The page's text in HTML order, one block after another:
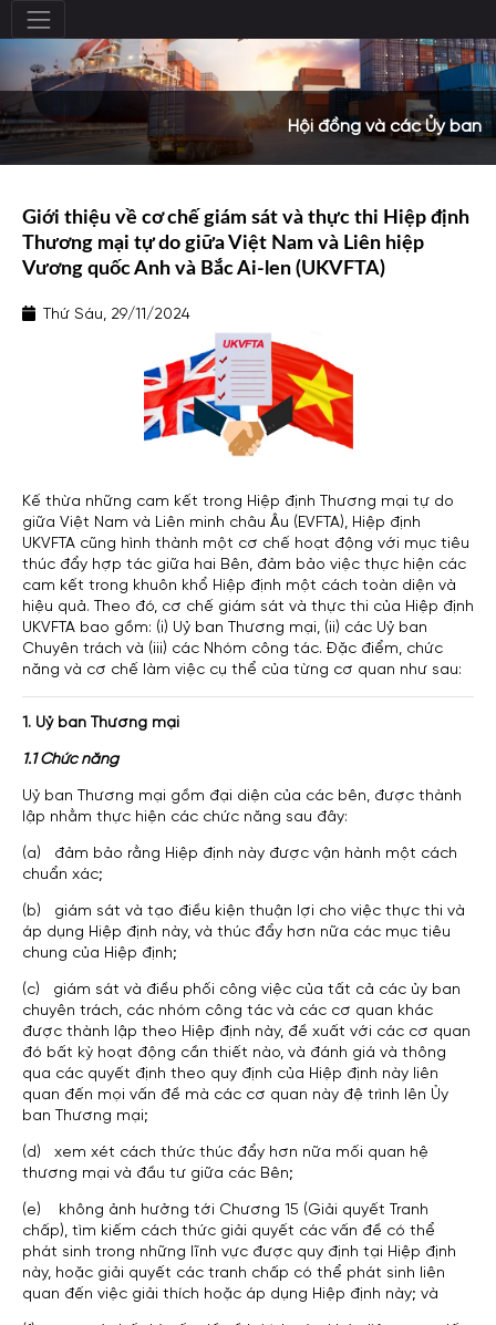
Hội đồng và các Ủy ban
Giới thiệu về cơ chế giám sát và thực thi Hiệp định
Thương mại tự do giữa Việt Nam và Liên hiệp
Vương quốc Anh và Bắc Ai-len (UKVFTA)
Thứ Sáu, 29/11/2024
Kế thừa những cam kết trong Hiệp định Thương mại tự do
giữa Việt Nam và Liên minh châu Âu (EVFTA), Hiệp định
UKVFTA cũng hình thành một cơ chế hoạt động với mục tiêu
thúc đẩy hợp tác giữa hai Bên, đảm bảo việc thực hiện các
cam kết trong khuôn khổ Hiệp định một cách toàn diện và
hiệu quả. Theo đó, cơ chế giám sát và thực thi của Hiệp định
UKVFTA bao gồm: (i) Uỷ ban Thương mại, (ii) các Uỷ ban
Chuyên trách và (iii) các Nhóm công tác. Đặc điểm, chức
năng và cơ chế làm việc cụ thể của từng cơ quan như sau:
1. Uỷ ban Thương mại
1.1 Chức năng
Uỷ ban Thương mại gồm đại diện của các bên, được thành
lập nhằm thực hiện các chức năng sau đây:
(a) đảm bảo rằng Hiệp định này được vận hành một cách
chuẩn xác;
(b) giám sát và tạo điều kiện thuận lợi cho việc thực thi và
áp dụng Hiệp định này, và thúc đẩy hơn nữa các mục tiêu
chung của Hiệp định;
(c) giám sát và điều phối công việc của tất cả các ủy ban
chuyên trách, các nhóm công tác và các cơ quan khác
được thành lập theo Hiệp định này, đề xuất với các cơ quan
đó bất kỳ hoạt động cần thiết nào, và đánh giá và thông
qua các quyết định theo quy định của Hiệp định này liên
quan đến mọi vấn đề mà các cơ quan này đệ trình lên Ủy
ban Thương mại;
(d) xem xét cách thức thúc đẩy hơn nữa mối quan hệ
thương mại và đầu tư giữa các Bên;
(e) không ảnh hưởng tới Chương 15 (Giải quyết Tranh
chấp), tìm kiếm cách thức giải quyết các vấn đề có thể
phát sinh trong những lĩnh vực được quy định tại Hiệp định
này, hoặc giải quyết các tranh chấp có thể phát sinh liên
quan đến việc giải thích hoặc áp dụng Hiệp định này; và